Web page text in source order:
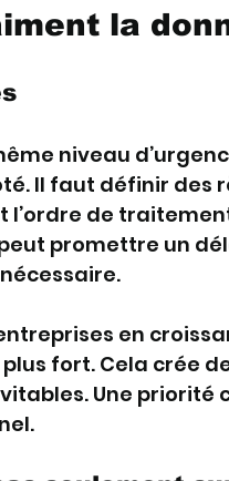
la
niveau
Il faut définir des
l’ordre de
promettre un
en
fort. Cela crée
Une priorité